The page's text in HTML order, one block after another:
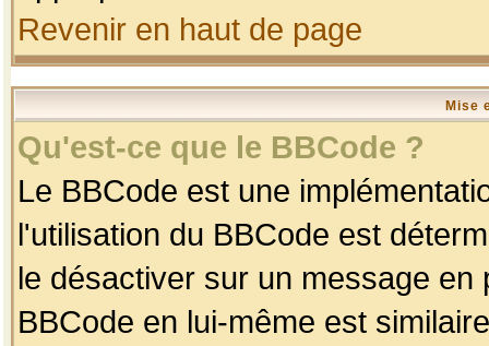
Revenir en haut de page
Mise
Qu'est-ce que le BBCode ?
Le BBCode est une
l'utilisation du BBCode est
le désactiver sur un message
BBCode en lui-même est